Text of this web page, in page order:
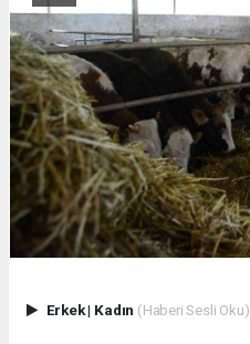
Erkek| Kadın (Haberi Sesli Oku)